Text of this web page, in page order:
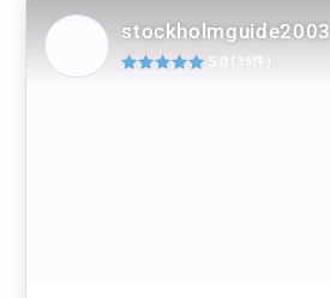
stockholmguide2003
5.0 (35件)